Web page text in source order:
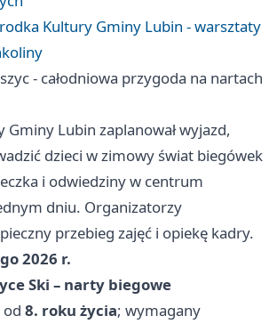
Kultury Gminy Lubin - warsztaty
- całodniowa przygoda na nartach
Gminy Lubin zaplanował wyjazd,
dzieci w zimowy świat biegówek
i odwiedziny w centrum
dniu. Organizatorzy
przebieg zajęć i opiekę kadry.
2026 r.
Ski – narty biegowe
od 8. roku życia; wymagany